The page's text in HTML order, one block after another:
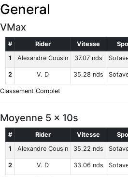
General
VMax
# Rider Vitesse
1
Alexandre Cousin 37.07 nds
2 V. D 35.28 nds
Classement Complet
Moyenne 5 x 10s
# Rider Vitesse
1
Alexandre Cousin 35.22 nds
2 V. D 33.06 nds